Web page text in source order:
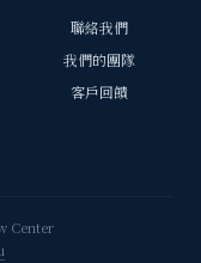
聯絡我們
我們的團隊
客戶回饋
Center